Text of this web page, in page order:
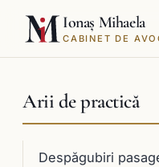
Ionaș Mihaela
CABINET DE
Arii de practică
Despăgubiri